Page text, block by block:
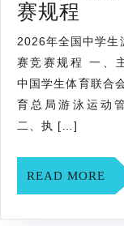
赛规程
年
全
国
中
生
游
2026年全国中学生
赛竞赛规程 一、
中国学生体育联合
育总局游泳运动
二、执 […]
READ MORE